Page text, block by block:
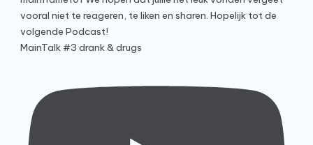
MainTalk #3 drank & drugs